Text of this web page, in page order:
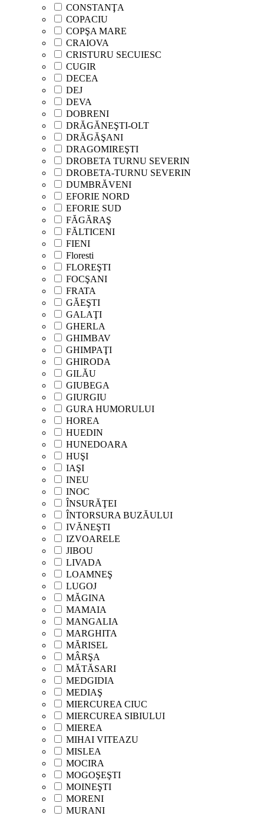
CONSTANŢA
COPACIU
COPŞA MARE
CRAIOVA
CRISTURU SECUIESC
CUGIR
DECEA
DEJ
DEVA
DOBRENI
DRĂGĂNEŞTI-OLT
DRĂGĂŞANI
DRAGOMIREŞTI
DROBETA TURNU SEVERIN
DROBETA-TURNU SEVERIN
DUMBRĂVENI
EFORIE NORD
EFORIE SUD
FĂGĂRAŞ
FĂLTICENI
FIENI
Floresti
FLOREŞTI
FOCŞANI
FRATA
GĂEŞTI
GALAŢI
GHERLA
GHIMBAV
GHIMPAŢI
GHIRODA
GILĂU
GIUBEGA
GIURGIU
GURA HUMORULUI
HOREA
HUEDIN
HUNEDOARA
HUŞI
IAŞI
INEU
INOC
ÎNSURĂŢEI
ÎNTORSURA BUZĂULUI
IVĂNEŞTI
IZVOARELE
JIBOU
LIVADA
LOAMNEŞ
LUGOJ
MĂGINA
MAMAIA
MANGALIA
MARGHITA
MĂRISEL
MÂRŞA
MĂTĂSARI
MEDGIDIA
MEDIAŞ
MIERCUREA CIUC
MIERCUREA SIBIULUI
MIEREA
MIHAI VITEAZU
MISLEA
MOCIRA
MOGOŞEŞTI
MOINEŞTI
MORENI
MURANI